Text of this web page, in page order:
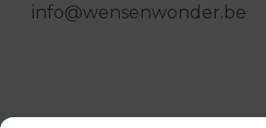
info@wensenwonder.be